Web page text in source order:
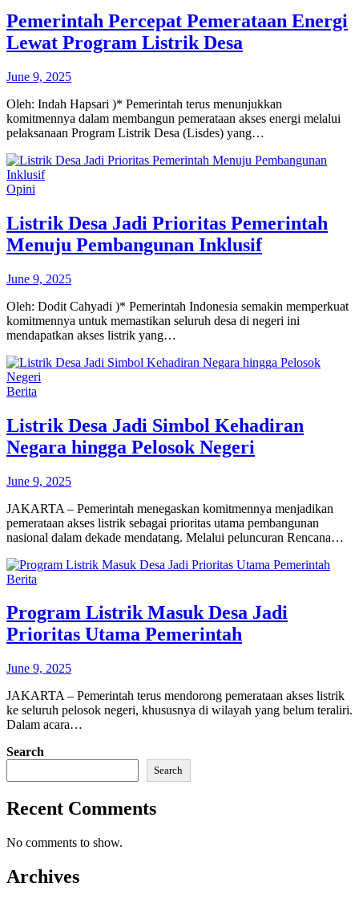
Pemerintah Percepat Pemerataan Energi
Lewat Program Listrik Desa
June 9, 2025
Oleh: Indah Hapsari )* Pemerintah terus menunjukkan
komitmennya dalam membangun pemerataan akses energi melalui
pelaksanaan Program Listrik Desa (Lisdes) yang…
Opini
Listrik Desa Jadi Prioritas Pemerintah
Menuju Pembangunan Inklusif
June 9, 2025
Oleh: Dodit Cahyadi )* Pemerintah Indonesia semakin memperkuat
komitmennya untuk memastikan seluruh desa di negeri ini
mendapatkan akses listrik yang…
Berita
Listrik Desa Jadi Simbol Kehadiran
Negara hingga Pelosok Negeri
June 9, 2025
JAKARTA – Pemerintah menegaskan komitmennya menjadikan
pemerataan akses listrik sebagai prioritas utama pembangunan
nasional dalam dekade mendatang. Melalui peluncuran Rencana…
Berita
Program Listrik Masuk Desa Jadi
Prioritas Utama Pemerintah
June 9, 2025
JAKARTA – Pemerintah terus mendorong pemerataan akses listrik
ke seluruh pelosok negeri, khususnya di wilayah yang belum teraliri.
Dalam acara…
Search
Search
Recent Comments
No comments to show.
Archives